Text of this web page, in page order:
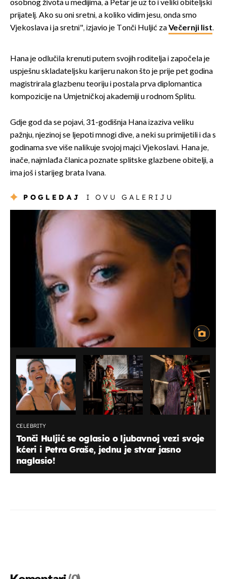
osobnog života u medijima, a Petar je uz to i veliki obiteljski
prijatelj. Ako su oni sretni, a koliko vidim jesu, onda smo
Vjekoslava i ja sretni", izjavio je Tonči Huljić zaVečernji list.
Hana je odlučila krenuti putem svojih roditelja i započela je
uspješnu skladateljsku karijeru nakon što je prije pet godina
magistrirala glazbenu teoriju i postala prva diplomantica
kompozicije na Umjetničkoj akademiji u rodnom Splitu.
Gdje god da se pojavi, 31-godišnja Hana izaziva veliku
pažnju, njezinoj se ljepoti mnogi dive, a neki su primijetili i da s
godinama sve više nalikuje svojoj majci Vjekoslavi. Hana je,
inače, najmlađa članica poznate splitske glazbene obitelji, a
ima još i starijeg brata Ivana.
POGLEDAJ I OVU GALERIJU
CELEBRITY
Tonči Huljić se oglasio o ljubavnoj vezi svoje
kćeri i Petra Graše, jednu je stvar jasno
naglasio!